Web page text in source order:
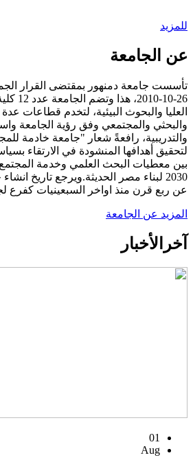
للمزيد
عن الجامعة
26-10-
العليا والبحوث البيئية، لتخدم قطاعات
والبحثي والمجتمعي وفق رؤية الجامعة
والتدريبية، رافعةً شعار "جامعة خادمة
لتحقيق أهدافها المنشودة في الارتقاء
بين معطيات البحث العلمي وخدمة
2030 لبناء مصر الحديثة.ويرجع تاريخ
عن ربع قرن منذ اواخر السبعينيات كفرع
المزيد عن الجامعة
آخر الأخبار
01
Aug